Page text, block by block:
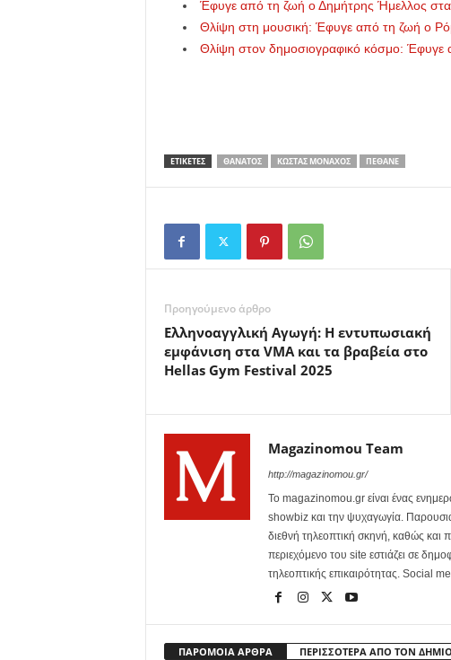
Έφυγε από τη ζωή ο Δημήτρης Ήμελλος στα
Θλίψη στη μουσική: Έφυγε από τη ζωή ο
Θλίψη στον δημοσιογραφικό κόσμο: Έφυγε
ΕΤΙΚΕΤΕΣ ΘΆΝΑΤΟΣ ΚΏΣΤΑΣ ΜΟΝΑΧΌΣ ΠΈΘΑΝΕ
Προηγούμενο άρθρο
Ελληνοαγγλική Αγωγή: Η εντυπωσιακή
εμφάνιση στα VMA και τα βραβεία στο
Hellas Gym Festival 2025
Magazinomou Team
http://magazinomou.gr/
Το magazinomou.gr είναι ένας
showbiz και την ψυχαγωγία.
διεθνή τηλεοπτική σκηνή, καθώς
περιεχόμενο του site εστιάζει σε
τηλεοπτικής επικαιρότητας. Social
ΠΑΡΟΜΟΙΑ ΑΡΘΡΑ ΠΕΡΙΣΣΟΤΕΡΑ ΑΠΟ ΤΟΝ